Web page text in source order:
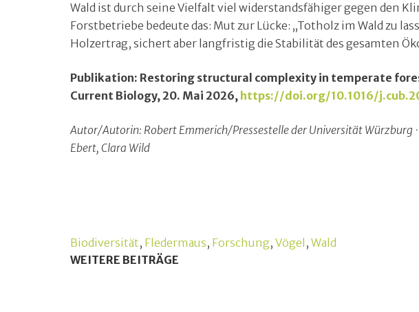
Wald ist durch seine Vielfalt viel widerstandsfähiger gegen den
Forstbetriebe bedeute das: Mut zur Lücke: „Totholz im Wald zu
Holzertrag, sichert aber langfristig die Stabilität des gesamten
Publikation: Restoring structural complexity in temperate
Current Biology, 20. Mai 2026, https://doi.org/10.1016/
Autor/Autorin: Robert Emmerich/Pressestelle der Universität Würzburg
Ebert, Clara Wild
Biodiversität, Fledermaus, Forschung, Vögel , Wald
WEITERE BEITRÄGE